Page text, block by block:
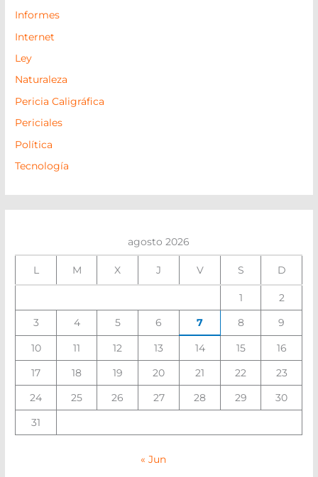
Informes
Internet
Ley
Naturaleza
Pericia Caligráfica
Periciales
Política
Tecnología
agosto 2026
L M X J V S D
1 2
3 4 5 6 7 8 9
10 11 12 13 14 15 16
17 18 19 20 21 22 23
24 25 26 27 28 29 30
31
« Jun